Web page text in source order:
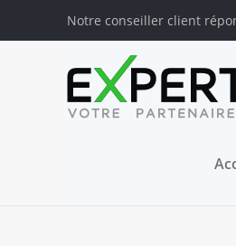
Notre conseiller client